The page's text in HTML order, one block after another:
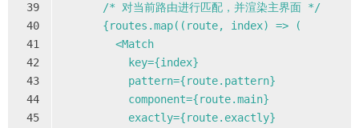
39
40
41
42
43
44
45
      /* 对当前路由进行匹配，并渲染主界面 */
      {routes.map((route, index) => (
        <Match
          key={index}
          pattern={route.pattern}
          component={route.main}
          exactly={route.exactly}